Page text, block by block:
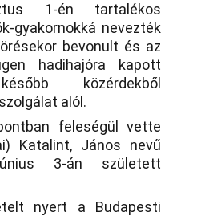
1-én tartalékos
gyakornokká nevezték
bevonult és az
hadihajóra kapott
közérdekből
alól.
feleségül vette
Katalint, János nevű
3-án született
nyert a Budapesti